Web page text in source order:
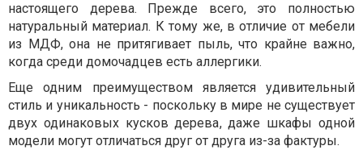
настоящего дерева. Прежде всего, это полностью
натуральный материал. К тому же, в отличие от мебели
из МДФ, она не притягивает пыль, что крайне важно,
когда среди домочадцев есть аллергики.
Еще одним преимуществом является удивительный
стиль и уникальность - поскольку в мире не существует
двух одинаковых кусков дерева, даже шкафы одной
модели могут отличаться друг от друга из-за фактуры.